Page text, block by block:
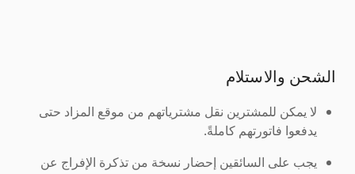
الشحن والاستلام
لا يمكن للمشترين نقل مشترياتهم من موقع المزاد حتى
يدفعوا فاتورتهم كاملةً.
يجب على السائقين إحضار نسخة من تذكرة الإفراج عن